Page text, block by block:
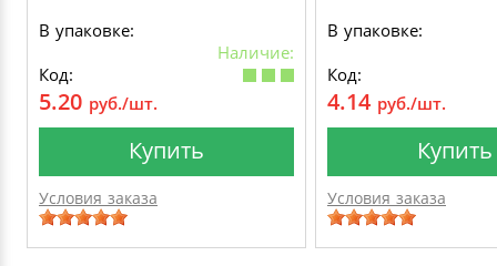
В упаковке:
Наличие:
Код:
5.20 руб./шт.
Купить
Условия заказа
В упаковке:
Код:
4.14 руб./шт.
Купить
Условия заказа